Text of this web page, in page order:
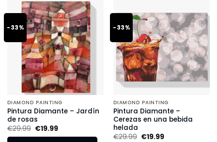
-33%
DIAMOND PAINTING
Pintura Diamante – Jardín
de rosas
€29.99 €19.99
-33%
DIAMOND PAINTING
Pintura Diamante –
Cerezas en una bebida
helada
€29.99 €19.99